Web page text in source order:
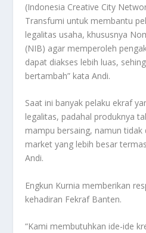
(Indonesia Creative City
Transfumi untuk membantu
legalitas usaha, khususnya
(NIB) agar memperoleh
dapat diakses lebih luas,
bertambah” kata Andi.
Saat ini banyak pelaku ekraf
legalitas, padahal produknya
mampu bersaing, namun tidak
market yang lebih besar
Andi.
Engkun Kurnia memberikan
kehadiran Fekraf Banten.
“Kami membutuhkan ide-ide